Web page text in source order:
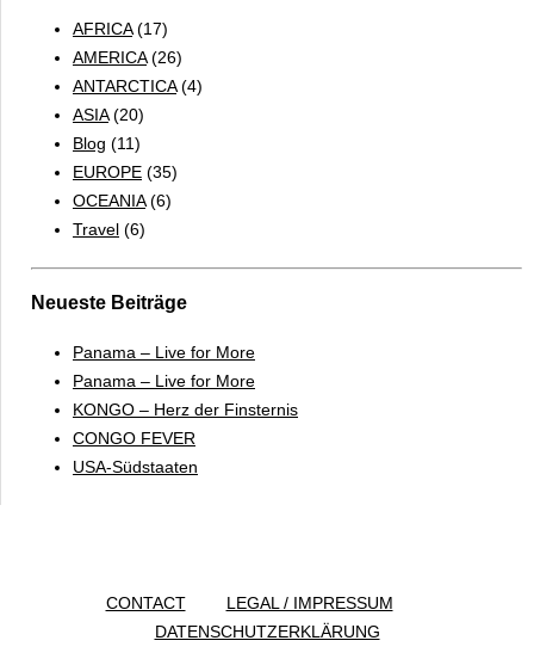
AFRICA(17)
AMERICA(26)
ANTARCTICA(4)
ASIA(20)
Blog (11)
EUROPE (35)
OCEANIA(6)
Travel (6)
Neueste Beiträge
Panama – Live for More
Panama – Live for More
KONGO – Herz der Finsternis
CONGO FEVER
USA-Südstaaten
CONTACT
LEGAL / IMPRESSUM
DATENSCHUTZERKLÄRUNG